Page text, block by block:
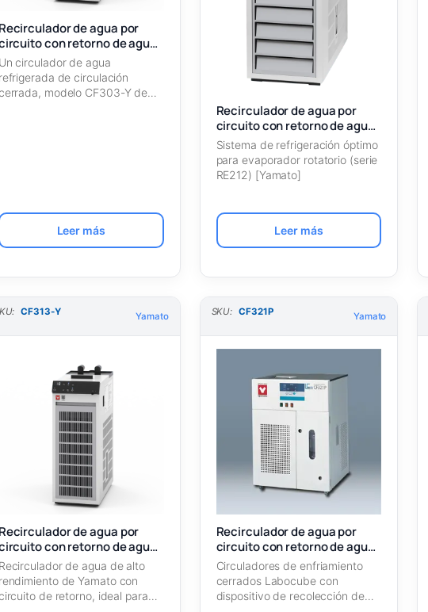
Recirculador de agua por
con retorno de agua
CF303-Y
Un circulador de agua
refrigerada de circulación
modelo CF303-Y de
Leer más
Recirculador de agua por
circuito con retorno de agua
CF312L-D
Sistema de refrigeración óptimo
para evaporador rotatorio (serie
RE212) [Yamato]
Leer más
CF313-Y Yamato
Recirculador de agua por
con retorno de agua
CF313-Y
Recirculador de agua de alto
rendimiento de Yamato con
de retorno, ideal para
SKU: CF321P Yamato
Recirculador de agua por
circuito con retorno de agua
CF321P
Circuladores de enfriamiento
cerrados Labocube con
dispositivo de recolección de